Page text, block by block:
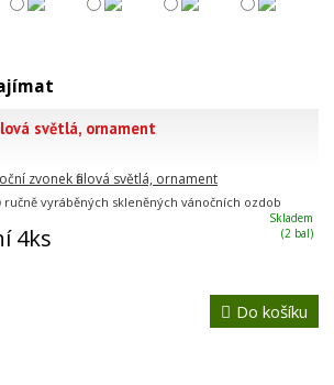
světlá, ornament
ručně vyráběných skleněných vánočních ozdob
4ks
Skladem
(2 bal)
Do košíku